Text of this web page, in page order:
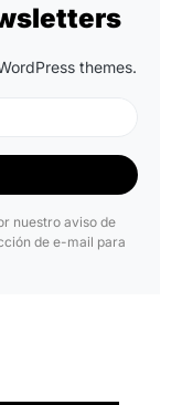
themes.
nuestro aviso de
de e-mail para